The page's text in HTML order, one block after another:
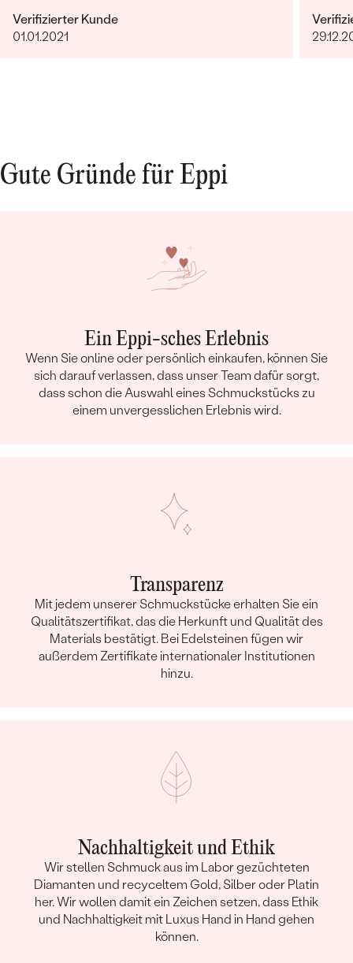
Verifizierter Kunde
01.01.2021
Gute Gründe für Eppi
Ein Eppi-sches Erlebnis
Wenn Sie online oder persönlich einkaufen, können Sie
sich darauf verlassen, dass unser Team dafür sorgt,
dass schon die Auswahl eines Schmuckstücks zu
einem unvergesslichen Erlebnis wird.
Transparenz
Mit jedem unserer Schmuckstücke erhalten Sie ein
Qualitätszertifikat, das die Herkunft und Qualität des
Materials bestätigt. Bei Edelsteinen fügen wir
außerdem Zertifikate internationaler Institutionen
hinzu.
Nachhaltigkeit und Ethik
Wir stellen Schmuck aus im Labor gezüchteten
Diamanten und recyceltem Gold, Silber oder Platin
her. Wir wollen damit ein Zeichen setzen, dass Ethik
und Nachhaltigkeit mit Luxus Hand in Hand gehen
können.